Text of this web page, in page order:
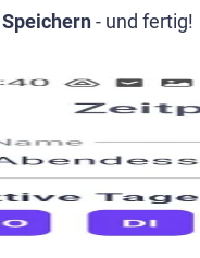
Speichern - und fertig!